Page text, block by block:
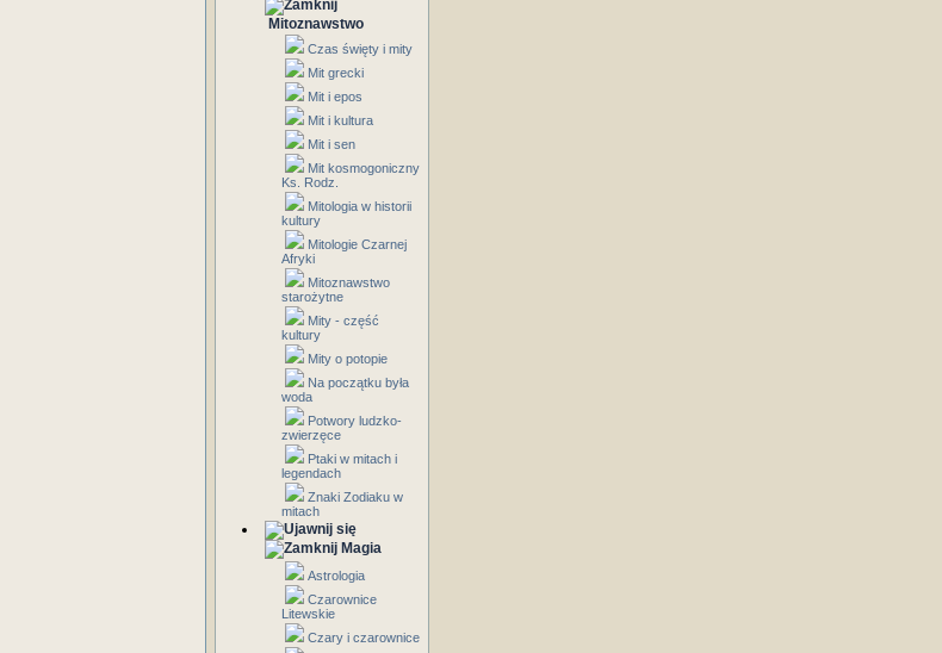
Mitoznawstwo
Czas święty i mity
Mit grecki
Mit i epos
Mit i kultura
Mit i sen
Mit kosmogoniczny
Ks. Rodz.
Mitologia w historii
kultury
Mitologie Czarnej
Afryki
Mitoznawstwo
starożytne
Mity - część
kultury
Mity o potopie
Na początku była
woda
Potwory ludzko-
zwierzęce
Ptaki w mitach i
legendach
Znaki Zodiaku w
mitach
Magia
Astrologia
Czarownice
Litewskie
Czary i czarownice